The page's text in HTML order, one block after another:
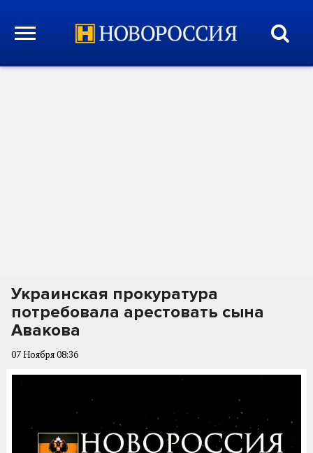
Украинская прокуратура
потребовала арестовать сына
Авакова
07 Ноября 08:36